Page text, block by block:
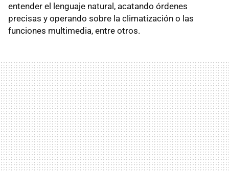
entender el lenguaje natural, acatando órdenes
precisas y operando sobre la climatización o las
funciones multimedia, entre otros.